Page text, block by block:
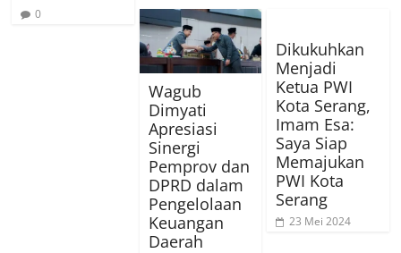
0
Wagub
Dimyati
Apresiasi
Sinergi
Pemprov dan
DPRD dalam
Pengelolaan
Keuangan
Daerah
Dikukuhkan
Menjadi
Ketua PWI
Kota Serang,
Imam Esa:
Saya Siap
Memajukan
PWI Kota
Serang
23 Mei 2024